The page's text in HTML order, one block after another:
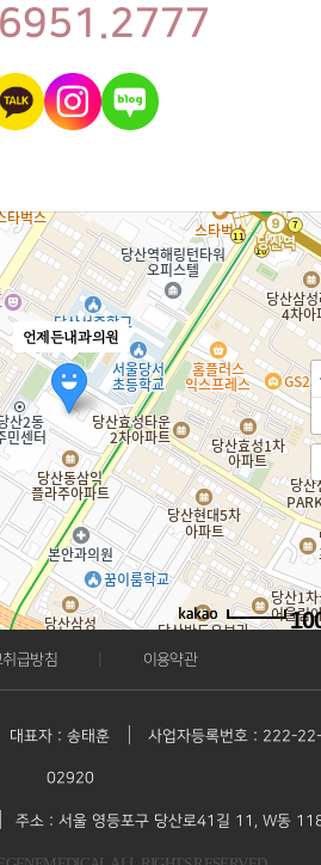
6951.2777
언제든내과의원
산로41길 11
급방침 이용약관
대표자 : 송태훈 사업자등록번호 : 222-
02920
주소 : 서울 영등포구 당산로41길 11, W동